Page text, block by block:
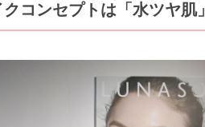
コンセプトは「水ツヤ肌」